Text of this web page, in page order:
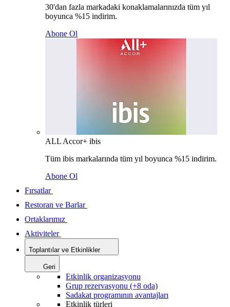
30'dan fazla markadaki konaklamalarınızda tüm yıl
boyunca %15 indirim.
Abone Ol
ALL Accor+ ibis
Tüm ibis markalarında tüm yıl boyunca %15 indirim.
Abone Ol
Fırsatlar
Restoran ve Barlar
Ortaklarımız
Aktiviteler
Toplantılar ve Etkinlikler
Geri
Etkinlik organizasyonu
Grup rezervasyonu (+8 oda)
Sadakat programının avantajları
Etkinlik türleri